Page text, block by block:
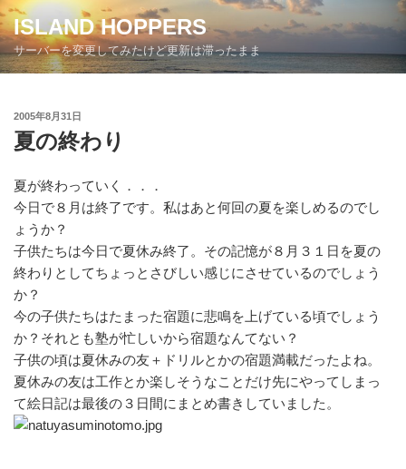
コ
ン
テ
ン
ISLAND HOPPERS
サーバーを変更してみたけど更新は滞ったまま
投
稿
日:
2005年8月31日
夏の終わり
夏が終わっていく．．．
今日で８月は終了です。私はあと何回の夏を楽しめるのでし
ょうか？
子供たちは今日で夏休み終了。その記憶が８月３１日を夏の
終わりとしてちょっとさびしい感じにさせているのでしょう
か？
今の子供たちはたまった宿題に悲鳴を上げている頃でしょう
か？それとも塾が忙しいから宿題なんてない？
子供の頃は夏休みの友＋ドリルとかの宿題満載だったよね。
夏休みの友は工作とか楽しそうなことだけ先にやってしまっ
て絵日記は最後の３日間にまとめ書きしていました。